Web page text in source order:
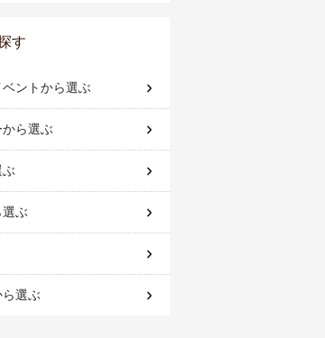
す
ントから選ぶ
から選ぶ
ぶ
ら選ぶ